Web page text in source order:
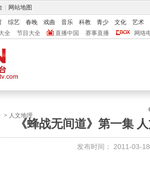
网站地图
综艺 春晚 戏曲 音乐 科教 青少 文化
艺术
全 节目大全 直播中国 赛事直播 网络
> 人文地理
《蜂战无间道》第一集
发布时间： 2011-03-